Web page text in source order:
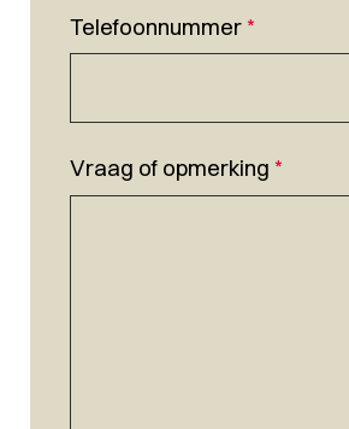
Telefoonnummer*
Vraag of opmerking *